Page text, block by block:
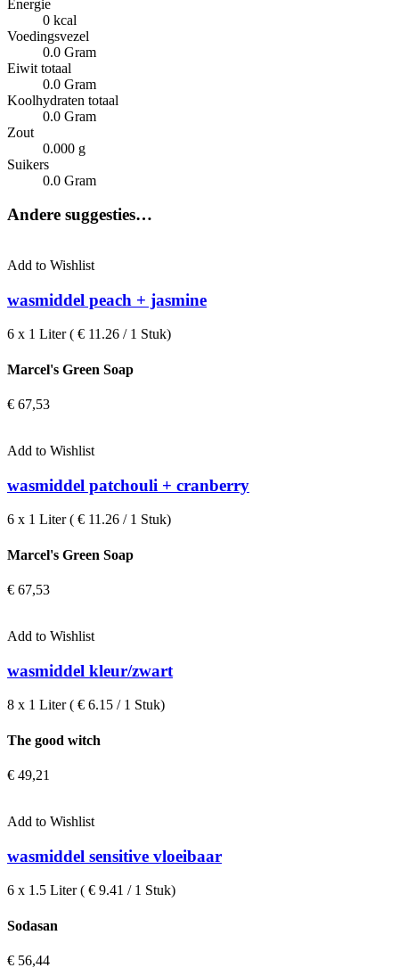
Energie
0 kcal
Voedingsvezel
0.0 Gram
Eiwit totaal
0.0 Gram
Koolhydraten totaal
0.0 Gram
Zout
0.000 g
Suikers
0.0 Gram
Andere suggesties…
Add to Wishlist
wasmiddel peach + jasmine
6 x 1 Liter ( € 11.26 / 1 Stuk)
Marcel's Green Soap
€ 67,53
Add to Wishlist
wasmiddel patchouli + cranberry
6 x 1 Liter ( € 11.26 / 1 Stuk)
Marcel's Green Soap
€ 67,53
Add to Wishlist
wasmiddel kleur/zwart
8 x 1 Liter ( € 6.15 / 1 Stuk)
The good witch
€ 49,21
Add to Wishlist
wasmiddel sensitive vloeibaar
6 x 1.5 Liter ( € 9.41 / 1 Stuk)
Sodasan
€ 56,44